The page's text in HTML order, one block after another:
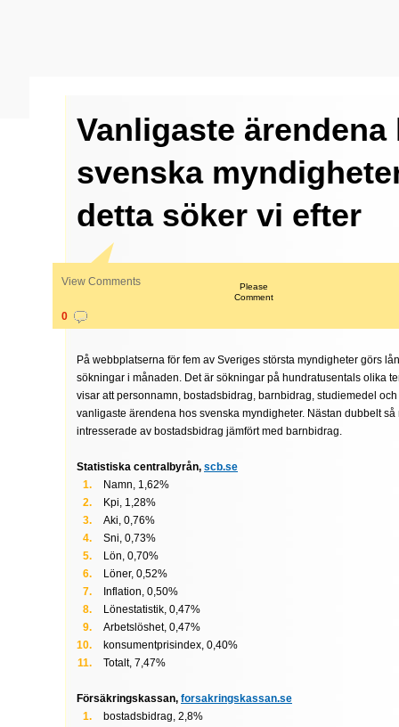
Vanligaste ärendena
svenska
detta söker vi efter
View Comments
0
Please
Comment
På webbplatserna för fem av Sveriges största myndigheter görs
sökningar i månaden. Det är sökningar på hundratusentals olika
visar att personnamn, bostadsbidrag, barnbidrag, studiemedel
vanligaste ärendena hos svenska myndigheter. Nästan dubbelt så
intresserade av bostadsbidrag jämfört med barnbidrag.
Statistiska centralbyrån, scb.se
Namn, 1,62%
Kpi, 1,28%
Aki, 0,76%
Sni, 0,73%
Lön, 0,70%
Löner, 0,52%
Inflation, 0,50%
Lönestatistik, 0,47%
Arbetslöshet, 0,47%
konsumentprisindex, 0,40%
Totalt, 7,47%
Försäkringskassan, forsakringskassan.se
bostadsbidrag, 2,8%